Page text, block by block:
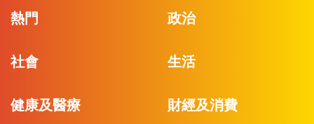
熱門 政治
社會 生活
健康及醫療 財經及消費